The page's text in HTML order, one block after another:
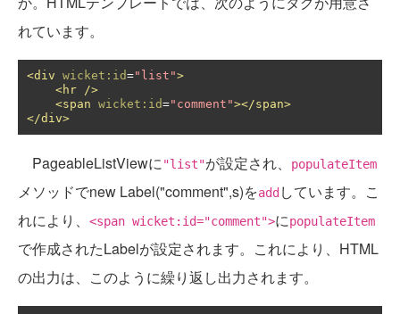
れています。
<div wicket:id="list">
<hr />
<span wicket:id="comment"></span>
</div>
PageableListViewに"list"が設定され、 populateItem
メソッドでnew Label("comment",s)をadd しています。こ
れにより、
<span wicket:id="comment">にpopulateItem
で作成されたLabelが設定されます。これにより、HTML
の出力は、このように繰り返し出力されます。